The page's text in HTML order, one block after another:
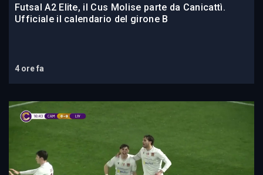
Futsal A2 Elite, il Cus Molise parte da Canicattì.
Ufficiale il calendario del girone B
4 ore fa